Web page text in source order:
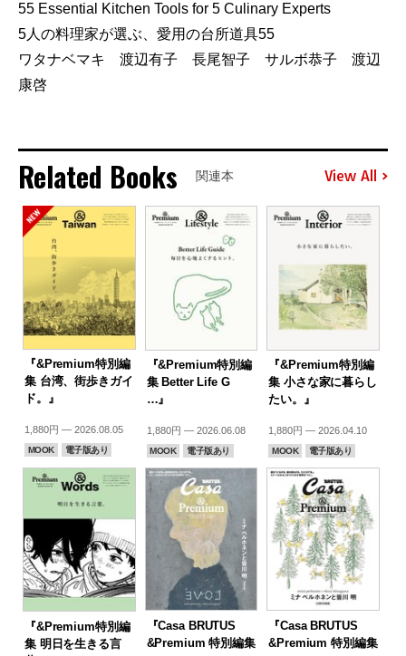
55 Essential Kitchen Tools for 5 Culinary Experts
5人の料理家が選ぶ、愛用の台所道具55
ワタナベマキ 渡辺有子 長尾智子 サルボ恭子 渡辺
康啓
Related Books 関連本 View All
『&Premium特別編
集 台湾、街歩きガイ
ド。』
1,880円 — 2026.08.05
MOOK 電子版あり
『&Premium特別編
集 Better Life G
…』
1,880円 — 2026.06.08
MOOK 電子版あり
『&Premium特別編
集 小さな家に暮らし
たい。』
1,880円 — 2026.04.10
MOOK 電子版あり
『&Premium特別編
集 明日を生きる言
『Casa BRUTUS
&Premium 特別編集
『Casa BRUTUS
&Premium 特別編集